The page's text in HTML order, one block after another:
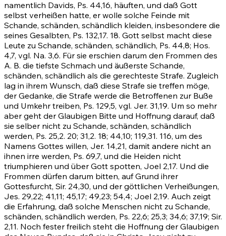
namentlich Davids, Ps. 44,16, häuften, und daß Gott
selbst verheißen hatte, er wolle solche Feinde mit
Schande, schänden, schändlich kleiden, insbesondere die
seines Gesalbten, Ps. 132,17. 18. Gott selbst macht diese
Leute zu Schande, schänden, schändlich, Ps. 44,8; Hos.
4,7, vgl. Na. 3,6. Für sie erschien darum den Frommen des
A. B. die tiefste Schmach und äußerste Schande,
schänden, schändlich als die gerechteste Strafe. Zugleich
lag in ihrem Wunsch, daß diese Strafe sie treffen möge,
der Gedanke, die Strafe werde die Betroffenen zur Buße
und Umkehr treiben, Ps. 129,5, vgl. Jer. 31,19. Um so mehr
aber geht der Glaubigen Bitte und Hoffnung darauf, daß
sie selber nicht zu Schande, schänden, schändlich
werden, Ps. 25,2. 20; 31,2. 18; 44,10; 119,31. 116, um des
Namens Gottes willen, Jer. 14,21, damit andere nicht an
ihnen irre werden, Ps. 69,7, und die Heiden nicht
triumphieren und über Gott spotten, Joel 2,17. Und die
Frommen dürfen darum bitten, auf Grund ihrer
Gottesfurcht, Sir. 24,30, und der göttlichen Verheißungen,
Jes. 29,22; 41,11; 45,17; 49,23; 54,4; Joel 2,19. Auch zeigt
die Erfahrung, daß solche Menschen nicht zu Schande,
schänden, schändlich werden, Ps. 22,6; 25,3; 34,6; 37,19; Sir.
2,11. Noch fester freilich steht die Hoffnung der Glaubigen